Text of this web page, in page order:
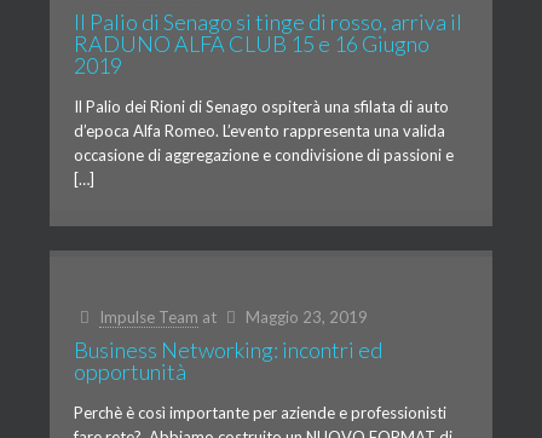
Il Palio di Senago si tinge di rosso, arriva il
RADUNO ALFA CLUB 15 e 16 Giugno
2019
Il Palio dei Rioni di Senago ospiterà una sfilata di auto
d’epoca Alfa Romeo. L’evento rappresenta una valida
occasione di aggregazione e condivisione di passioni e
[…]
Impulse Team at Maggio 23, 2019
Business Networking: incontri ed
opportunità
Perchè è così importante per aziende e professionisti